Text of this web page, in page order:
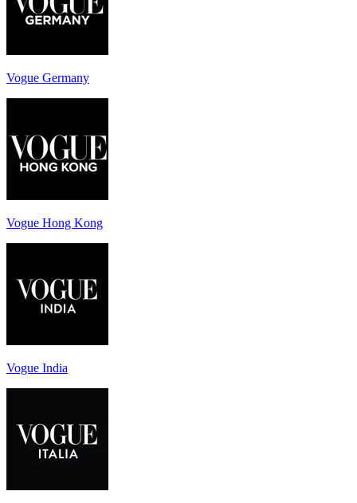
Vogue Germany
Vogue Hong Kong
Vogue India